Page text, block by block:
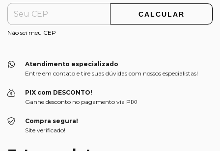
CALCULAR
Não sei meu CEP
Atendimento especializado
Entre em contato e tire suas dúvidas com nossos especialistas!
PIX com DESCONTO!
Ganhe desconto no pagamento via PIX!
Compra segura!
Site verificado!